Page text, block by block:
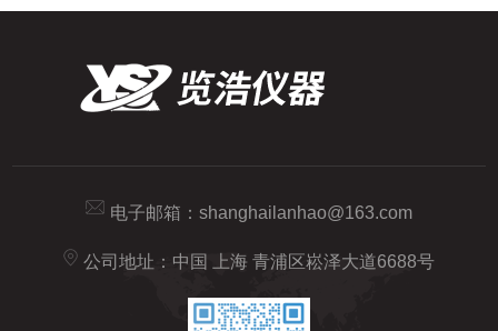
电子邮箱： shanghailanhao@163.com
公司地址：中国 上海 青浦区崧泽大道6688号